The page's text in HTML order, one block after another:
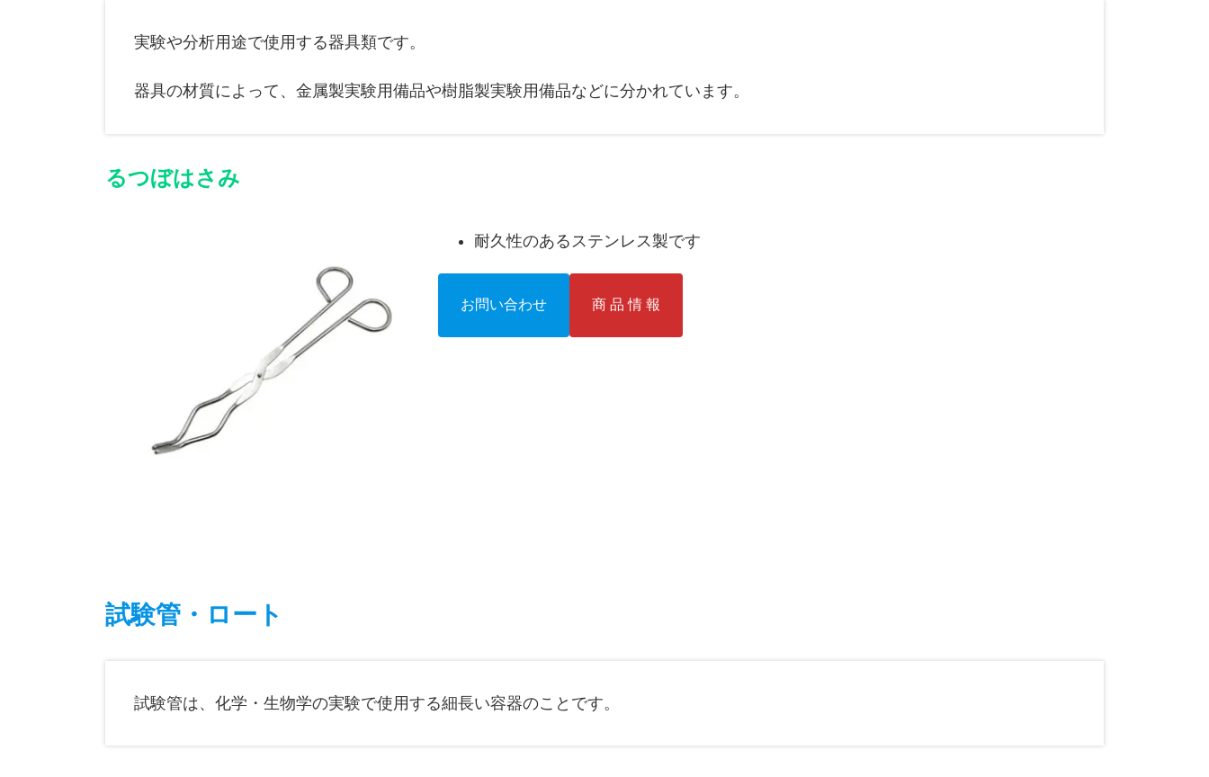
実験や分析用途で使用する器具類です。
器具の材質によって、金属製実験用備品や樹脂製実験用備品などに分かれています。
るつぼはさみ
耐久性のあるステンレス製です
お問い合わせ 商 品 情 報
試験管・ロート
試験管は、化学・生物学の実験で使用する細長い容器のことです。